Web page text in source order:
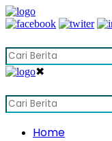
✖
Home